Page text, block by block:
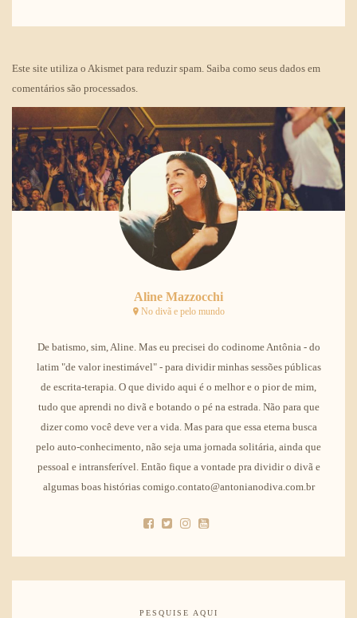
Este site utiliza o Akismet para reduzir spam. Saiba como seus dados em
comentários são processados.
Aline Mazzocchi
No divã e pelo mundo
De batismo, sim, Aline. Mas eu precisei do codinome Antônia - do
latim "de valor inestimável" - para dividir minhas sessões públicas
de escrita-terapia. O que divido aqui é o melhor e o pior de mim,
tudo que aprendi no divã e botando o pé na estrada. Não para que
dizer como você deve ver a vida. Mas para que essa eterna busca
pelo auto-conhecimento, não seja uma jornada solitária, ainda que
pessoal e intransferível. Então fique a vontade pra dividir o divã e
algumas boas histórias comigo.contato@antonianodiva.com.br
PESQUISE AQUI